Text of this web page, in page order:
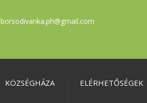
borsodivanka.ph@gmail.com
KÖZSÉGHÁZA ELÉRHETŐSÉGEK